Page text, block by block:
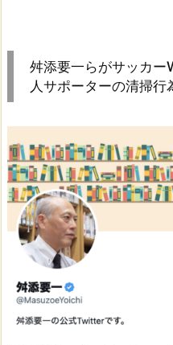
舛添要一らがサッカ
人サポーターの清掃行